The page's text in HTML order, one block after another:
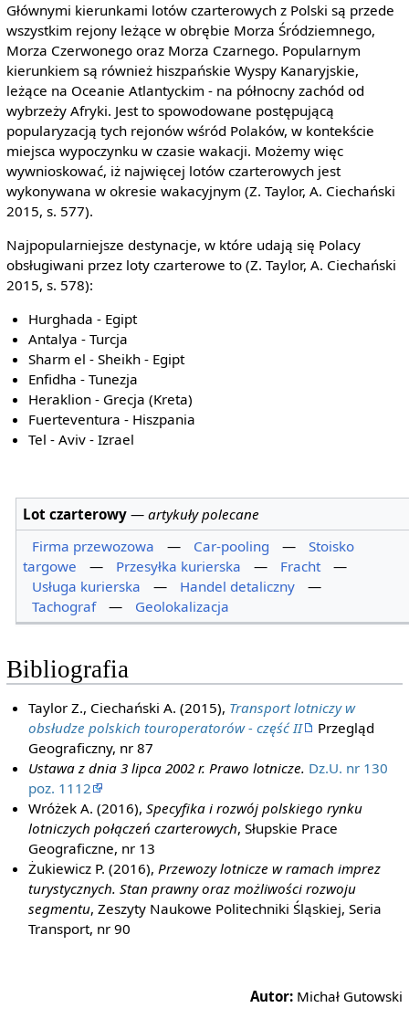
Głównymi kierunkami lotów czarterowych z Polski są przede
wszystkim rejony leżące w obrębie Morza Śródziemnego,
Morza Czerwonego oraz Morza Czarnego. Popularnym
kierunkiem są również hiszpańskie Wyspy Kanaryjskie,
leżące na Oceanie Atlantyckim - na północny zachód od
wybrzeży Afryki. Jest to spowodowane postępującą
popularyzacją tych rejonów wśród Polaków, w kontekście
miejsca wypoczynku w czasie wakacji. Możemy więc
wywnioskować, iż najwięcej lotów czarterowych jest
wykonywana w okresie wakacyjnym (Z. Taylor, A. Ciechański
2015, s. 577).
Najpopularniejsze destynacje, w które udają się Polacy
obsługiwani przez loty czarterowe to (Z. Taylor, A. Ciechański
2015, s. 578):
Hurghada - Egipt
Antalya - Turcja
Sharm el - Sheikh - Egipt
Enfidha - Tunezja
Heraklion - Grecja (Kreta)
Fuerteventura - Hiszpania
Tel - Aviv - Izrael
Lot czarterowy —artykuły polecane
Firma przewozowa
— Car-pooling —
Stoisko
targowe
— Przesyłka kurierska — Fracht
—
Usługa kurierska
— Handel detaliczny
—
Tachograf
— Geolokalizacja
Bibliografia
Taylor Z., Ciechański A. (2015), Transport lotniczy w
obsłudze polskich touroperatorów - część II
Przegląd
Geograficzny, nr 87
Ustawa z dnia 3 lipca 2002 r. Prawo lotnicze. Dz.U. nr 130
poz. 1112
Wróżek A. (2016),Specyfika i rozwój polskiego rynku
lotniczych połączeń czarterowych, Słupskie Prace
Geograficzne, nr 13
Żukiewicz P. (2016), Przewozy lotnicze w ramach imprez
turystycznych. Stan prawny oraz możliwości rozwoju
segmentu, Zeszyty Naukowe Politechniki Śląskiej, Seria
Transport, nr 90
Autor: Michał Gutowski